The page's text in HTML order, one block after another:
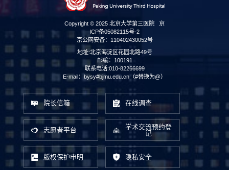
Copyright © 2025 北京大学第三医院 京
ICP备05082115号-2
京公网安备：110402430052号
地址:北京海淀区花园北路49号
邮编：100191
联系电话:010-82266699
E-mail：bysy#bjmu.edu.cn（#替换为@）
院长信箱 在线调查
志愿者平台
学术交流预约登
记
版权保护申明 隐私安全